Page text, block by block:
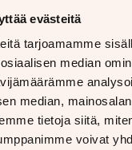
evästeitä
tarjoamamme
median
median,
tietoja siitä,
voivat
Hae rahoitustarjous
on suuntaa antava ja
ja